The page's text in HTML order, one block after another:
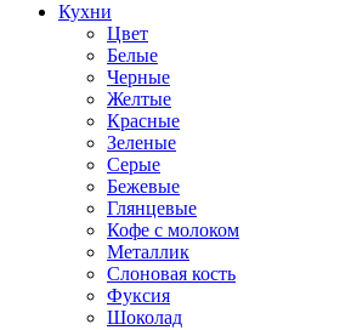
Кухни
Цвет
Белые
Черные
Желтые
Красные
Зеленые
Серые
Бежевые
Глянцевые
Кофе с молоком
Металлик
Слоновая кость
Фуксия
Шоколад